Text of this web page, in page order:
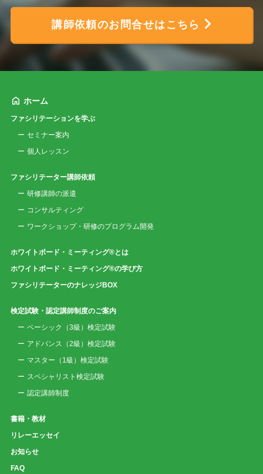
講師依頼のお問合せはこちら
ホーム
ファシリテーションを学ぶ
セミナー案内
個人レッスン
ファシリテーター講師依頼
研修講師の派遣
コンサルティング
ワークショップ・研修のプログラム開発
ホワイトボード・ミーティング®とは
ホワイトボード・ミーティング®の学び方
ファシリテーターのナレッジBOX
検定試験・認定講師制度のご案内
ベーシック（3級）検定試験
アドバンス（2級）検定試験
マスター（1級）検定試験
スペシャリスト検定試験
認定講師制度
書籍・教材
リレーエッセイ
お知らせ
FAQ